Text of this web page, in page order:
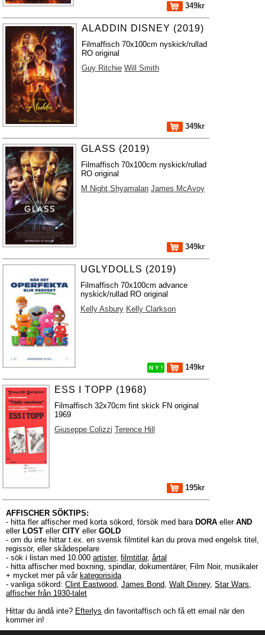
349kr
ALADDIN DISNEY (2019)
Filmaffisch 70x100cm nyskick/rullad
RO original
Guy Ritchie Will Smith
349kr
GLASS (2019)
Filmaffisch 70x100cm nyskick/rullad
RO original
M Night Shyamalan James McAvoy
349kr
UGLYDOLLS (2019)
Filmaffisch 70x100cm advance
nyskick/rullad RO original
Kelly Asbury Kelly Clarkson
N Y ! 149kr
ESS I TOPP (1968)
Filmaffisch 32x70cm fint skick FN original
1969
Giuseppe Colizzi Terence Hill
195kr
AFFISCHER SÖKTIPS:
- hitta fler affischer med korta sökord, försök med bara DORA eller AND
eller LOST eller CITY eller GOLD
- om du inte hittar t.ex. en svensk filmtitel kan du prova med engelsk titel,
regissör, eller skådespelare
- sök i listan med 10.000 artister, filmtitlar, årtal
- hitta affischer med boxning, spindlar, dokumentärer, Film Noir, musikaler
+ mycket mer på vår kategorisida
- vanliga sökord: Clint Eastwood, James Bond, Walt Disney, Star Wars,
affischer från 1930-talet
Hittar du ändå inte? Efterlys din favoritaffisch och få ett email när den
kommer in!